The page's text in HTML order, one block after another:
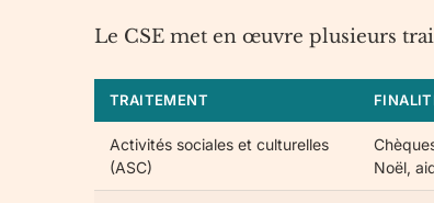
Le CSE met en œuvre plusieurs
TRAITEMENT
Activités sociales et culturelles
(ASC)
Noël,